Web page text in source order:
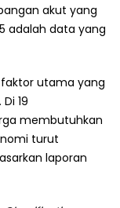
akut yang
adalah data yang
utama yang
19
membutuhkan
turut
laporan